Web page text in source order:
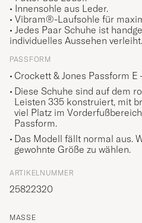
• Innensohle aus Leder.
• Vibram®-Laufsohle für
• Jedes Paar Schuhe ist
individuelles Aussehen verleiht.
PASSFORM
Crockett & Jones Passform E
Diese Schuhe sind auf dem
Leisten 335 konstruiert, mit
viel Platz im
Passform.
Das Modell fällt normal aus.
gewohnte Größe zu wählen.
ARTIKELNUMMER
25822320
MASSE